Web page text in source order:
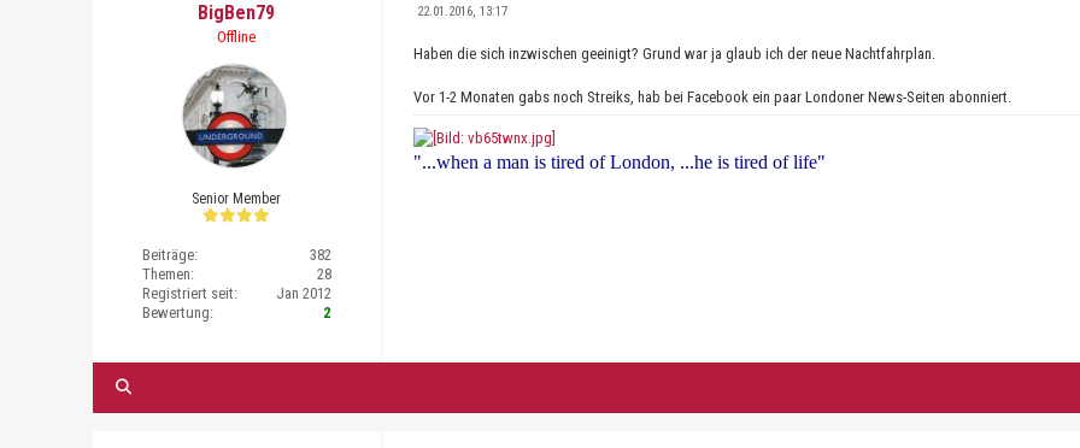
BigBen79
Offline
Senior Member
Beiträge:
382
Themen:
28
Registriert seit:
Jan 2012
Bewertung:
2
22.01.2016, 13:17
Haben die sich inzwischen geeinigt? Grund war ja glaub ich der neue Nachtfahrplan.
Vor 1-2 Monaten gabs noch Streiks, hab bei Facebook ein paar Londoner News-Seiten abonniert.
"...when a man is tired of London, ...he is tired of life"